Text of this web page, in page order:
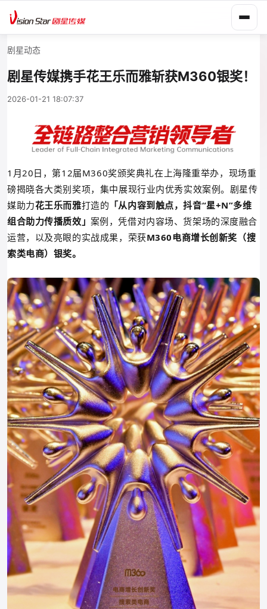
剧星动态
剧星传媒携手花王乐而雅斩获M360银奖！
2026-01-21 18:07:37
1月20日， 第12届M360奖颁奖典礼在上海隆重举办， 现场重
磅揭晓各大类别奖项， 集中展现行业内优秀实效案例。剧星传
媒助力花王乐而雅打造的 「 从内容到触点，抖音“星+N”多维
组合助力传播质效 」 案例，凭借对内容场、货架场的深度融合
运营，以及亮眼的实战成果，荣获M360电商增长创新奖（搜
索类电商）银奖。